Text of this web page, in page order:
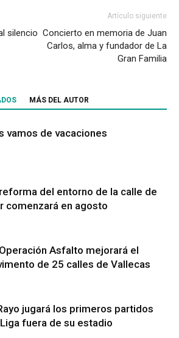
silencio
Artículo siguiente
Concierto en memoria de Juan
Carlos, alma y fundador de La
Gran Familia
MÁS DEL AUTOR
vamos de vacaciones
del entorno de la calle de
comenzará en agosto
Asfalto mejorará el
de 25 calles de Vallecas
jugará los primeros partidos
fuera de su estadio